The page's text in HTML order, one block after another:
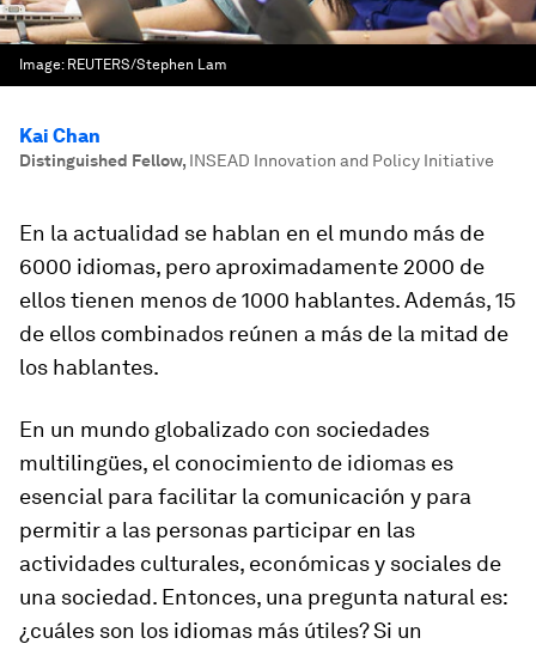
Image: REUTERS/Stephen Lam
Kai Chan
Distinguished Fellow, INSEAD Innovation and Policy Initiative
En la actualidad se hablan en el mundo más de
6000 idiomas, pero aproximadamente 2000 de
ellos tienen menos de 1000 hablantes. Además, 15
de ellos combinados reúnen a más de la mitad de
los hablantes.
En un mundo globalizado con sociedades
multilingües, el conocimiento de idiomas es
esencial para facilitar la comunicación y para
permitir a las personas participar en las
actividades culturales, económicas y sociales de
una sociedad. Entonces, una pregunta natural es:
¿cuáles son los idiomas más útiles? Si un